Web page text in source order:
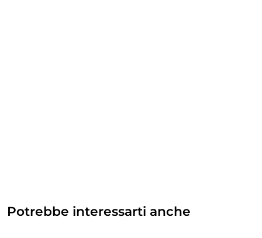
Potrebbe interessarti anche